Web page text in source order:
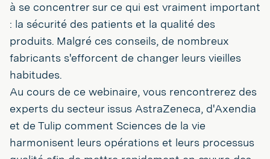
à se concentrer sur ce qui est vraiment important
: la sécurité des patients et la qualité des
produits. Malgré ces conseils, de nombreux
fabricants s'efforcent de changer leurs vieilles
habitudes.
Au cours de ce webinaire, vous rencontrerez des
experts du secteur issus AstraZeneca, d'Axendia
et de Tulip comment Sciences de la vie
harmonisent leurs opérations et leurs processus